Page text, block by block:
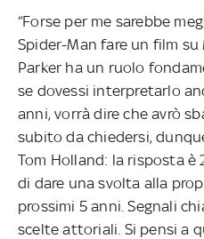
“Forse per me sarebbe
Spider-Man fare un film su
Parker ha un ruolo
se dovessi interpretarlo
anni, vorrà dire che avrò
subito da chiedersi,
Tom Holland: la risposta è
di dare una svolta alla
prossimi 5 anni. Segnali
scelte attoriali. Si pensi a